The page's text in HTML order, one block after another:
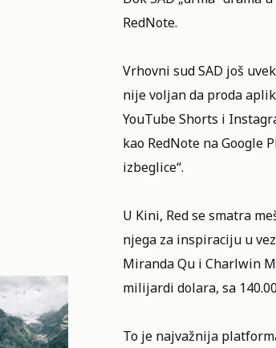
RedNote.
Vrhovni sud SAD još
nije voljan da proda
YouTube Shorts i
kaoRedNote na Google
izbeglice“.
U Kini, Red se smatra
njega za inspiraciju u
Miranda Qu i Charlwin
milijardi dolara, sa
To je najvažnija